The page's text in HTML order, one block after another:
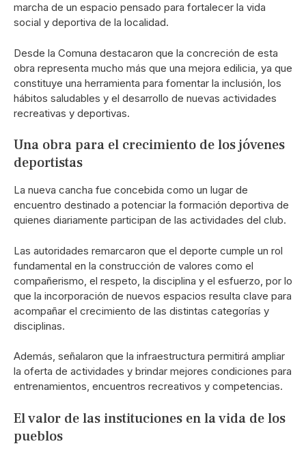
marcha de un espacio pensado para fortalecer la vida
social y deportiva de la localidad.
Desde la Comuna destacaron que la concreción de esta
obra representa mucho más que una mejora edilicia, ya que
constituye una herramienta para fomentar la inclusión, los
hábitos saludables y el desarrollo de nuevas actividades
recreativas y deportivas.
Una obra para el crecimiento de los jóvenes
deportistas
La nueva cancha fue concebida como un lugar de
encuentro destinado a potenciar la formación deportiva de
quienes diariamente participan de las actividades del club.
Las autoridades remarcaron que el deporte cumple un rol
fundamental en la construcción de valores como el
compañerismo, el respeto, la disciplina y el esfuerzo, por lo
que la incorporación de nuevos espacios resulta clave para
acompañar el crecimiento de las distintas categorías y
disciplinas.
Además, señalaron que la infraestructura permitirá ampliar
la oferta de actividades y brindar mejores condiciones para
entrenamientos, encuentros recreativos y competencias.
El valor de las instituciones en la vida de los
pueblos